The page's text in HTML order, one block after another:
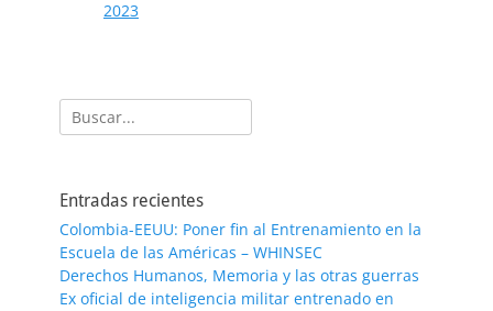
2023
Buscar:
Entradas recientes
Colombia-EEUU: Poner fin al Entrenamiento en la
Escuela de las Américas – WHINSEC
Derechos Humanos, Memoria y las otras guerras
Ex oficial de inteligencia militar entrenado en